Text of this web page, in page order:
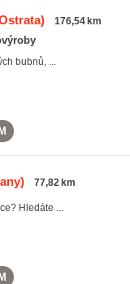
176,54 km
bubnů, ...
77,82 km
Hledáte ...